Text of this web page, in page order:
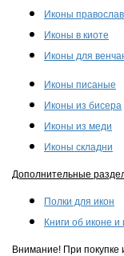
Иконы
Иконы в киоте
Иконы для
Иконы писаные
Иконы из бисера
Иконы из меди
Иконы складни
Дополнительные
Полки для икон
Книги об иконе и
Внимание! При покупке